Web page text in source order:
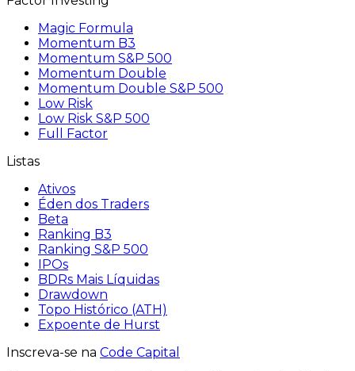
Magic Formula
Momentum B3
Momentum S&P 500
Momentum Double
Momentum Double S&P 500
Low Risk
Low Risk S&P 500
Full Factor
Listas
Ativos
Éden dos Traders
Beta
Ranking B3
Ranking S&P 500
IPOs
BDRs Mais Líquidas
Drawdown
Topo Histórico (ATH)
Expoente de Hurst
Inscreva-se na Code Capital